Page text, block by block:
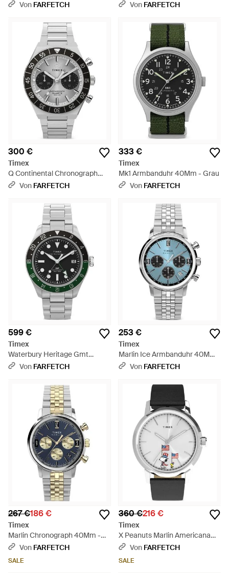
40,5Mm - Grau
Von FARFETCH
Von FARFETCH
300 €
Timex
Q Continental Chronograph
40Mm - Grau
Von FARFETCH
333 €
Timex
Mk1 Armbanduhr 40Mm - Grau
Von FARFETCH
599 €
Timex
Waterbury Heritage Gmt
Armbanduhr 41,5Mm - Grau
Von FARFETCH
253 €
Timex
Marlin Ice Armbanduhr 40Mm -
GrauVon FARFETCH
267 €186 €
Timex
Marlin Chronograph 40Mm -
Mettallic
Von FARFETCH
SALE
360 €216 €
Timex
X Peanuts Marlin Americana
Armbanduhr 40Mm - Grau
Von FARFETCH
SALE